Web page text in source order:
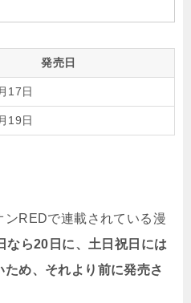
発売日
17日
19日
ンREDで連載されている漫
なら20日に、土日祝日には
め、それより前に発売さ